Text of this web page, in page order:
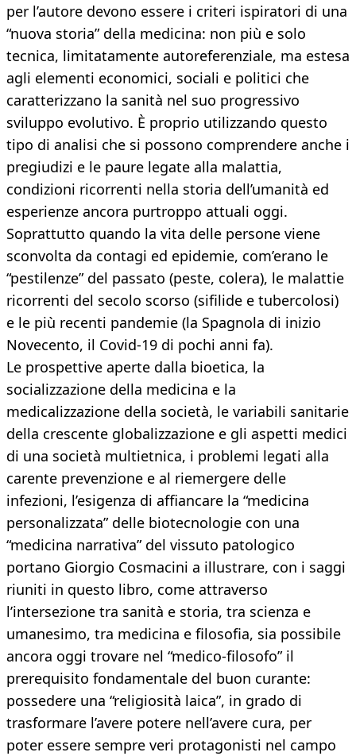
per l’autore devono essere i criteri ispiratori di una
“nuova storia” della medicina: non più e solo
tecnica, limitatamente autoreferenziale, ma estesa
agli elementi economici, sociali e politici che
caratterizzano la sanità nel suo progressivo
sviluppo evolutivo. È proprio utilizzando questo
tipo di analisi che si possono comprendere anche i
pregiudizi e le paure legate alla malattia,
condizioni ricorrenti nella storia dell’umanità ed
esperienze ancora purtroppo attuali oggi.
Soprattutto quando la vita delle persone viene
sconvolta da contagi ed epidemie, com’erano le
“pestilenze” del passato (peste, colera), le malattie
ricorrenti del secolo scorso (sifilide e tubercolosi)
e le più recenti pandemie (la Spagnola di inizio
Novecento, il Covid-19 di pochi anni fa).
Le prospettive aperte dalla bioetica, la
socializzazione della medicina e la
medicalizzazione della società, le variabili sanitarie
della crescente globalizzazione e gli aspetti medici
di una società multietnica, i problemi legati alla
carente prevenzione e al riemergere delle
infezioni, l’esigenza di affiancare la “medicina
personalizzata” delle biotecnologie con una
“medicina narrativa” del vissuto patologico
portano Giorgio Cosmacini a illustrare, con i saggi
riuniti in questo libro, come attraverso
l’intersezione tra sanità e storia, tra scienza e
umanesimo, tra medicina e filosofia, sia possibile
ancora oggi trovare nel “medico-filosofo” il
prerequisito fondamentale del buon curante:
possedere una “religiosità laica”, in grado di
trasformare l’avere potere nell’avere cura, per
poter essere sempre veri protagonisti nel campo